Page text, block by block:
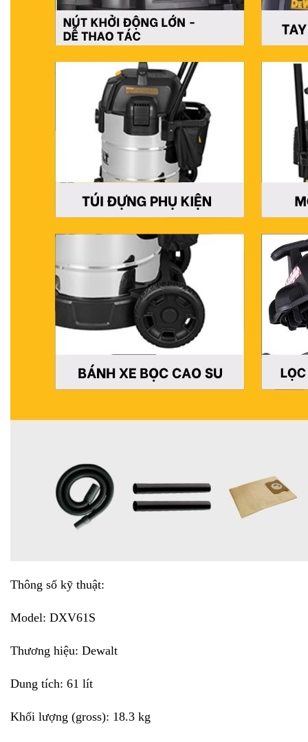
Thông số kỹ thuật:
Model: DXV61S
Thương hiệu: Dewalt
Dung tích: 61 lít
Khối lượng (gross): 18.3 kg